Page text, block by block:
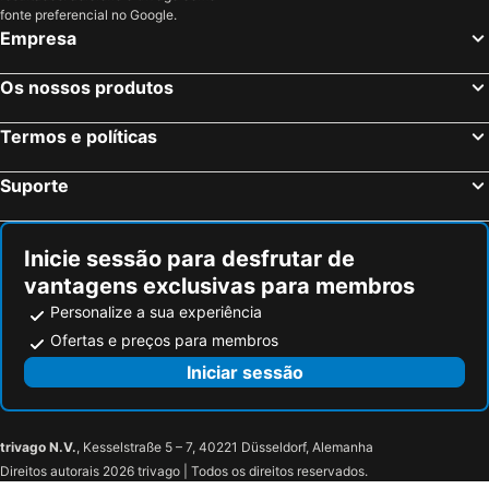
Villa Miel
Sol i Vida Adults Only
Melia Balmoral
Canyamel Sun Suites Hotel
Apartamentos Sureda
Canyamel Park Hotel & Spa - 4 Sup - Adults Only +16
S'Horta, beach hotels
fonte preferencial no Google.
Empresa
Os nossos produtos
Termos e políticas
Suporte
Inicie sessão para desfrutar de
vantagens exclusivas para membros
Personalize a sua experiência
Ofertas e preços para membros
Iniciar sessão
trivago N.V., Kesselstraße 5 – 7, 40221 Düsseldorf, Alemanha
Direitos autorais 2026 trivago | Todos os direitos reservados.